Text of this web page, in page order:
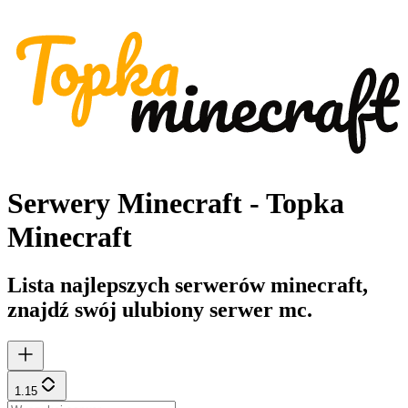
Serwery Minecraft - Topka
Minecraft
Lista najlepszych serwerów minecraft,
znajdź swój ulubiony serwer mc.
1.15